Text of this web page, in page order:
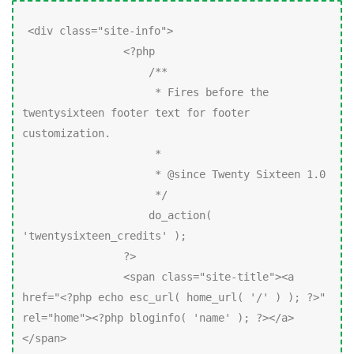
<div class="site-info">
twentysixteen footer text for footer
customization.
'twentysixteen_credits' );
href="<?php echo esc_url( home_url( '/' ) ); ?>"
rel="home"><?php bloginfo( 'name' ); ?></a>
</span>